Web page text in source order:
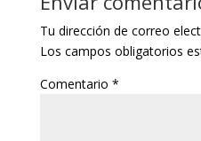
Tu dirección de correo
Los campos obligatorios
Comentario *